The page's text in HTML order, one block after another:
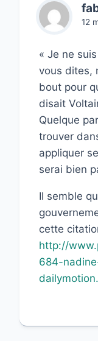
12
« Je ne
vous dites,
bout pour
disait
Quelque
trouver
appliquer
serai bien
Il semble
cette
http://
684-